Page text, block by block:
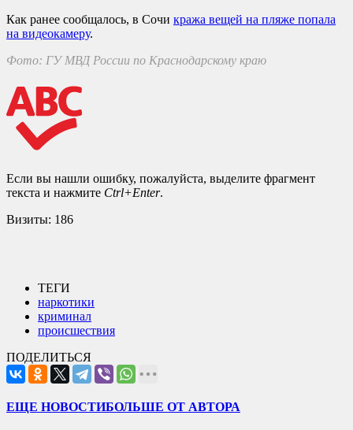
Как ранее сообщалось, в Сочи кража вещей на пляже попала
на видеокамеру.
Фото: ГУ МВД России по Краснодарскому краю
Если вы нашли ошибку, пожалуйста, выделите фрагмент
текста и нажмите Ctrl+Enter.
Визиты: 186
ТЕГИ
наркотики
криминал
происшествия
ПОДЕЛИТЬСЯ
ЕЩЕ НОВОСТИБОЛЬШЕ ОТ АВТОРА